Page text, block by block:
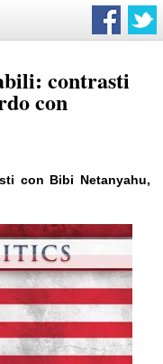
contrasti
con
con Bibi Netanyahu,